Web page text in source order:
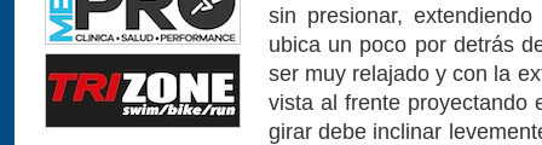
sin presionar,
ubica un poco por detrás
ser muy relajado y con la
vista al frente proyectando
girar debe inclinar